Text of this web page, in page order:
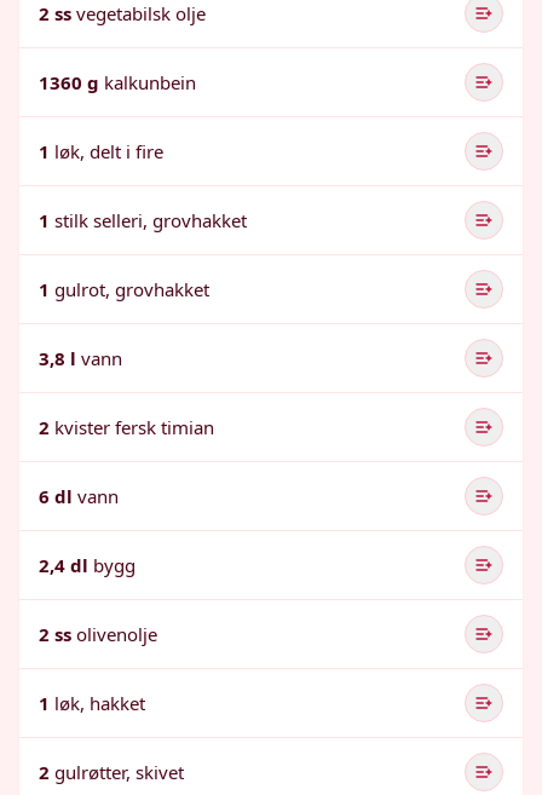
2 ss vegetabilsk olje
1360 g kalkunbein
1 løk, delt i fire
1 stilk selleri, grovhakket
1 gulrot, grovhakket
3,8 l vann
2 kvister fersk timian
6 dl vann
2,4 dl bygg
2 ss olivenolje
1 løk, hakket
2 gulrøtter, skivet